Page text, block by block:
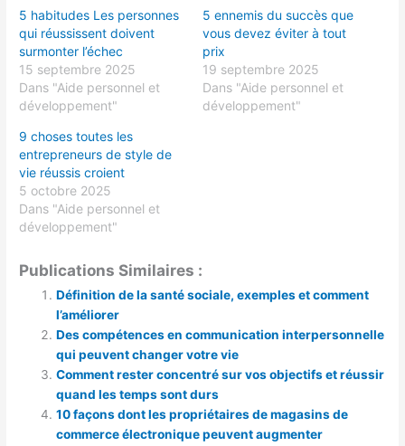
5 habitudes Les personnes
qui réussissent doivent
surmonter l’échec
15 septembre 2025
Dans "Aide personnel et
développement"
5 ennemis du succès que
vous devez éviter à tout
prix
19 septembre 2025
Dans "Aide personnel et
développement"
9 choses toutes les
entrepreneurs de style de
vie réussis croient
5 octobre 2025
Dans "Aide personnel et
développement"
Publications Similaires :
Définition de la santé sociale, exemples et comment
l’améliorer
Des compétences en communication interpersonnelle
qui peuvent changer votre vie
Comment rester concentré sur vos objectifs et réussir
quand les temps sont durs
10 façons dont les propriétaires de magasins de
commerce électronique peuvent augmenter